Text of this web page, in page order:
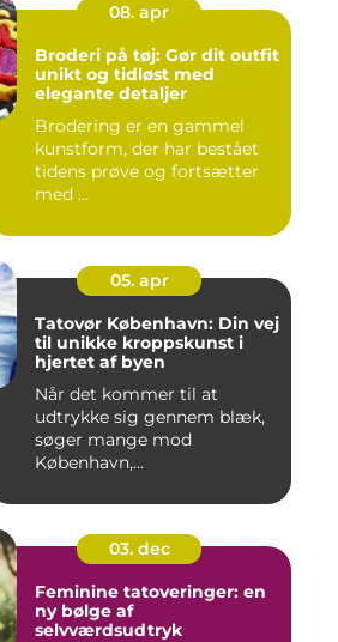
08. apr
Broderi på tøj: Gør dit outfit
unikt og tidløst med
elegante detaljer
Brodering er en gammel
kunstform, der har bestået
tidens prøve og fortsætter
med ...
05. apr
Tatovør København: Din vej
til unikke kroppskunst i
hjertet af byen
Når det kommer til at
udtrykke sig gennem blæk,
søger mange mod
København,...
03. dec
Feminine tatoveringer: en
ny bølge af
selvværdsudtryk